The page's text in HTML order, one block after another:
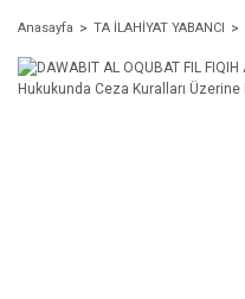
Anasayfa TA İLAHİYAT YABANCI